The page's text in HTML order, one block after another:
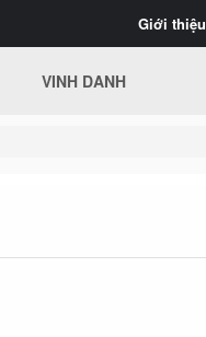
Giới thiệu
VINH DANH